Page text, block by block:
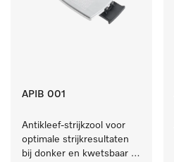
APIB 001
Antikleef-strijkzool voor
optimale strijkresultaten
bij donker en kwetsbaar